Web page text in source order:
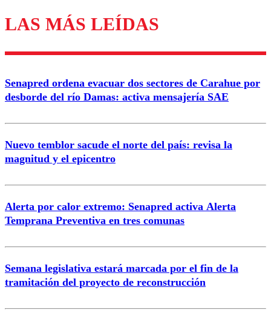
Los comentarios son moderados para garantizar un
diálogo respetuoso.
Nombre
Correo
LAS MÁS LEÍDAS
Senapred ordena evacuar dos sectores de Carahue por
desborde del río Damas: activa mensajería SAE
Nuevo temblor sacude el norte del país: revisa la
magnitud y el epicentro
Alerta por calor extremo: Senapred activa Alerta
Temprana Preventiva en tres comunas
Semana legislativa estará marcada por el fin de la
tramitación del proyecto de reconstrucción